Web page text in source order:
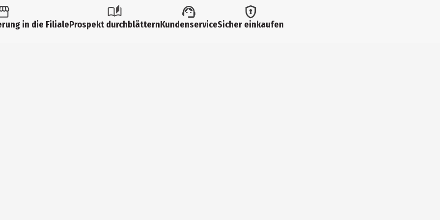
vom Augenoptiker angefertigte Brille. Bei Augenleiden oder Augenkrankheiten empfehlen wir Ihnen die Konsultation eines
in die FilialeProspekt durchblätternKundenserviceSicher einkaufen